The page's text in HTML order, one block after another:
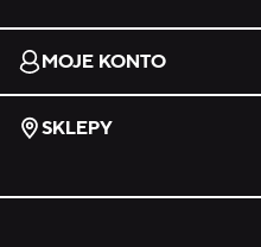
MOJE KONTO
SKLEPY